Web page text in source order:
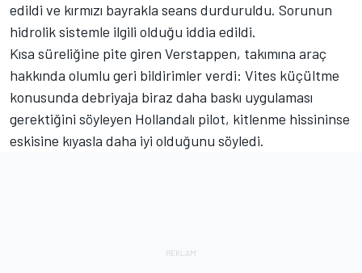
edildi ve kırmızı bayrakla seans durduruldu. Sorunun
hidrolik sistemle ilgili olduğu iddia edildi.
Kısa süreliğine pite giren Verstappen, takımına araç
hakkında olumlu geri bildirimler verdi: Vites küçültme
konusunda debriyaja biraz daha baskı uygulaması
gerektiğini söyleyen Hollandalı pilot, kitlenme hissininse
eskisine kıyasla daha iyi olduğunu söyledi.